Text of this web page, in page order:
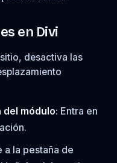
en Divi
desactiva las
módulo: Entra en
a la pestaña de